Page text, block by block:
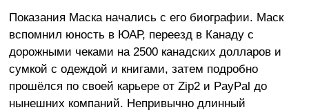
Показания Маска начались с его биографии. Маск
вспомнил юность в ЮАР, переезд в Канаду с
дорожными чеками на 2500 канадских долларов и
сумкой с одеждой и книгами, затем подробно
прошёлся по своей карьере от Zip2 и PayPal до
нынешних компаний. Непривычно длинный